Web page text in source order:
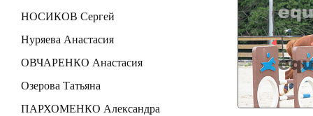
НОСИКОВ Сергей
Нуряева Анастасия
ОВЧАРЕНКО Анастасия
Озерова Татьяна
ПАРХОМЕНКО Александра